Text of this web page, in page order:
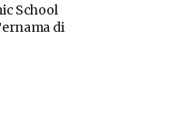
School
di